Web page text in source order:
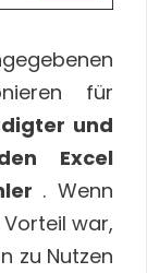
für
und
Excel
. Wenn
war,
zu Nutzen